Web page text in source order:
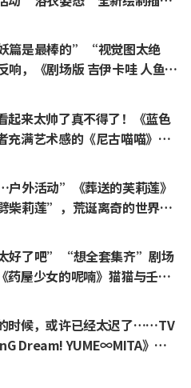
真的遭不住了”“建议留作壁
篇是最棒的”“视觉图太绝
，《剧场版 吉伊卡哇 人鱼岛
7月24日上映
起来太帅了真不得了！《蓝色
充满艺术感的《尼古喵喵》插
定真能在艺大见到”
户外活动”《葬送的芙莉莲》
柴莉莲”，荒诞离奇的世界观
很充实呢”的反响
好了吧”“想全套集齐”剧场
药屋少女的呢喃》猫猫与壬氏
化
时候，或许已经太迟了……TV
Dream! YUME∞MITA》第8
公开